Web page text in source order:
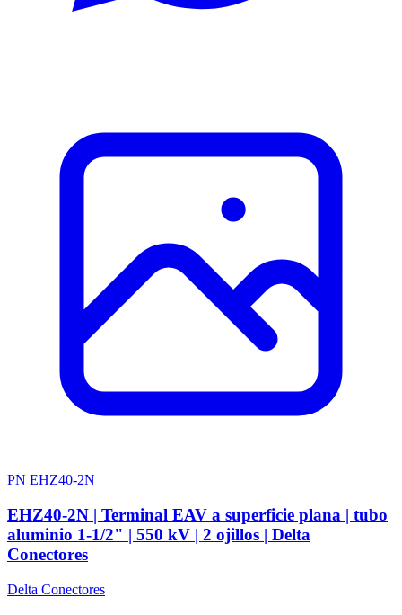
PN EHZ40-2N
EHZ40-2N | Terminal EAV a superficie plana | tubo
aluminio 1-1/2" | 550 kV | 2 ojillos | Delta
Conectores
Delta Conectores